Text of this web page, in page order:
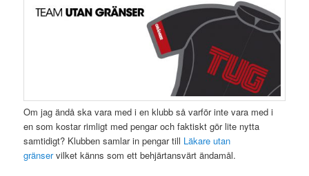
Om jag ändå ska vara med i en klubb så varför inte vara med i
en som kostar rimligt med pengar och faktiskt gör lite nytta
samtidigt? Klubben samlar in pengar till Läkare utan
gränservilket känns som ett behjärtansvärt ändamål.